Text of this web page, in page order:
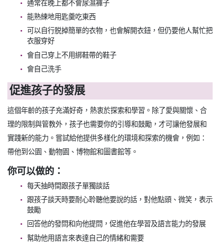
通常在晚上都不會尿濕褲子
能熟練地用匙羹吃東西
可以自行脱掉簡單的衣物，也會解開衣鈕，但仍要他人幫忙把
衣服穿好
會自己穿上不用綁鞋帶的鞋子
會自己洗手
促進孩子的發展
這個年齡的孩子充滿好奇，熱衷於探索和學習。除了愛與關懷、合
理的限制與管教外，孩子也需要你的引導和鼓勵，才可讓他發展和
實踐新的能力。嘗試給他提供多樣化的環境和探索的機會，例如：
帶他到公園、動物園、博物館和圖書館等。
你可以做的：
每天抽時間跟孩子單獨談話
跟孩子談天時要耐心聆聽他要說的話，對他點頭、微笑，表示
鼓勵
回答他的發問和向他提問，促進他在學習及語言能力的發展
幫助他用語言來表達自己的情緒和需要